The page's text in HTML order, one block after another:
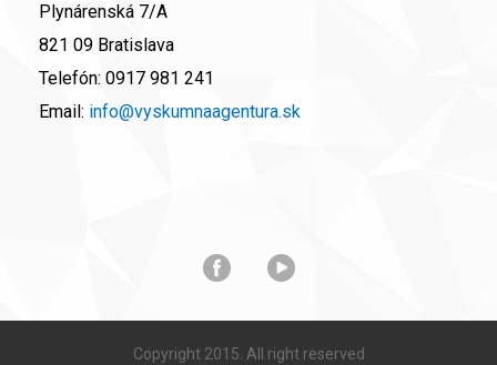
Plynárenská 7/A
821 09 Bratislava
Telefón: 0917 981 241
Email: info@vyskumnaagentura.sk
Copyright 2015. All right reserved